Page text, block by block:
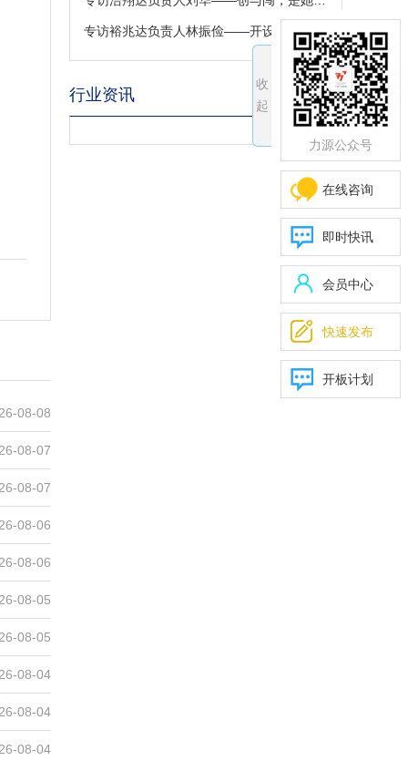
08-08
08-07
08-07
08-06
08-06
08-05
08-05
08-04
08-04
08-04
专访裕兆达负责人林振俭——开设不锈钢T型条现货，是机遇还是实力？
行业资讯
力源公众号
在线咨询
即时快讯
会员中心
 快速发布
开板计划
收
起